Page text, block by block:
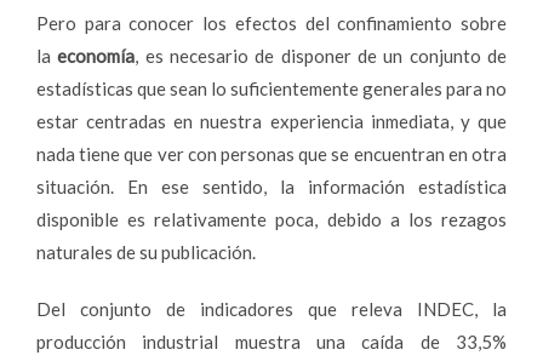
Pero para conocer los efectos del confinamiento sobre
laeconomía , es necesario de disponer de un conjunto de
estadísticas que sean lo suficientemente generales para no
estar centradas en nuestra experiencia inmediata, y que
nada tiene que ver con personas que se encuentran en otra
situación. En ese sentido, la información estadística
disponible es relativamente poca, debido a los rezagos
naturales de su publicación.
Del conjunto de indicadores que releva INDEC, la
producción industrial muestra una caída de 33,5%